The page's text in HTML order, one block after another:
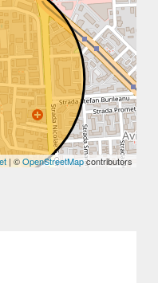
| ©OpenStreetMapcontributors